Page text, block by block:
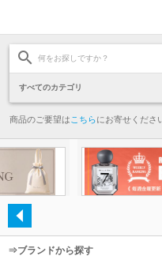
商品のご要望は こちらにお寄せくださ
⇒ブランドから探す